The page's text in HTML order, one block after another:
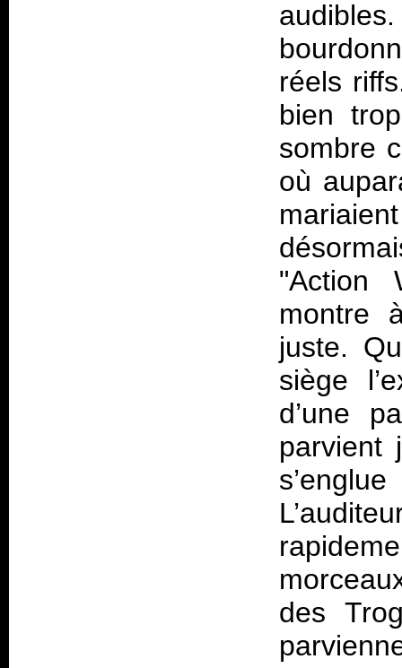
réels
bien
sombre
où
"Action
montre
juste.
siège
d’une
parvient
des